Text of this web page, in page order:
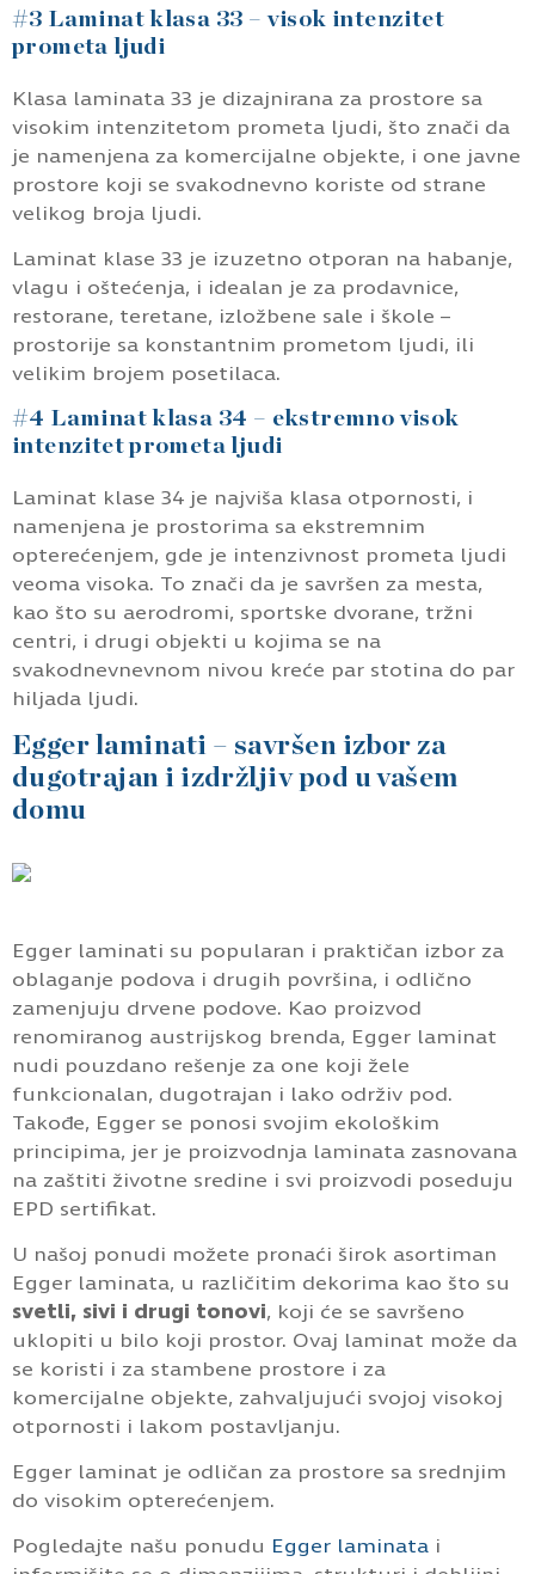
#3 Laminat klasa 33 – visok intenzitet
prometa ljudi
Klasa laminata 33 je dizajnirana za prostore sa
visokim intenzitetom prometa ljudi, što znači da
je namenjena za komercijalne objekte, i one javne
prostore koji se svakodnevno koriste od strane
velikog broja ljudi.
Laminat klase 33 je izuzetno otporan na habanje,
vlagu i oštećenja, i idealan je za prodavnice,
restorane, teretane, izložbene sale i škole –
prostorije sa konstantnim prometom ljudi, ili
velikim brojem posetilaca.
#4 Laminat klasa 34 – ekstremno visok
intenzitet prometa ljudi
Laminat klase 34 je najviša klasa otpornosti, i
namenjena je prostorima sa ekstremnim
opterećenjem, gde je intenzivnost prometa ljudi
veoma visoka. To znači da je savršen za mesta,
kao što su aerodromi, sportske dvorane, tržni
centri, i drugi objekti u kojima se na
svakodnevnevnom nivou kreće par stotina do par
hiljada ljudi.
Egger laminati – savršen izbor za
dugotrajan i izdržljiv pod u vašem
domu
Egger laminati su popularan i praktičan izbor za
oblaganje podova i drugih površina, i odlično
zamenjuju drvene podove. Kao proizvod
renomiranog austrijskog brenda, Egger laminat
nudi pouzdano rešenje za one koji žele
funkcionalan, dugotrajan i lako održiv pod.
Takođe, Egger se ponosi svojim ekološkim
principima, jer je proizvodnja laminata zasnovana
na zaštiti životne sredine i svi proizvodi poseduju
EPD sertifikat.
U našoj ponudi možete pronaći širok asortiman
Egger laminata, u različitim dekorima kao što su
svetli, sivi i drugi tonovi, koji će se savršeno
uklopiti u bilo koji prostor. Ovaj laminat može da
se koristi i za stambene prostore i za
komercijalne objekte, zahvaljujući svojoj visokoj
otpornosti i lakom postavljanju.
Egger laminat je odličan za prostore sa srednjim
do visokim opterećenjem.
Pogledajte našu ponudu Egger laminata i